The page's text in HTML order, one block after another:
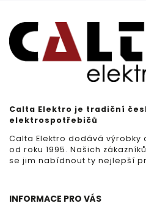
Calta Elektro je tradiční
elektrospotřebičů
Calta Elektro dodává výrobky
od roku 1995. Našich
se jim nabídnout ty nejlepší
INFORMACE PRO VÁS